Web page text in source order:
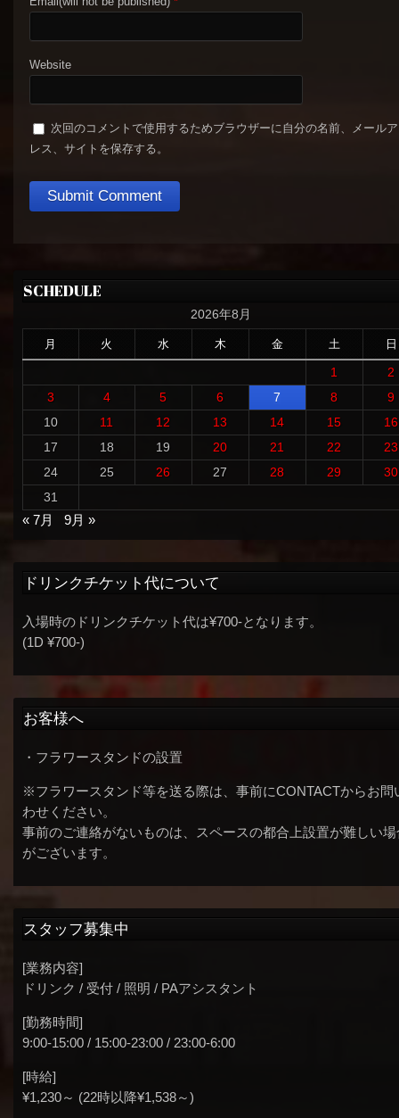
Website
次回のコメントで使用するためブラウザーに自分の名前、メール
レス、サイトを保存する。
SCHEDULE
2026年8月
月 火 水 木 金 土 日
1
2
3
4 5 6 7 8
9
10
11 12 13 14 15
16
17
18 19 20 21 22
23
24
25 26 27 28 29
30
31
« 7月
9月 »
ドリンクチケット代について
入場時のドリンクチケット代は¥700-となります。
(1D ¥700-)
お客様へ
・フラワースタンドの設置
※フラワースタンド等を送る際は、事前にCONTACTからお問
わせください。
事前のご連絡がないものは、スペースの都合上設置が難しい場
がございます。
スタッフ募集中
[業務内容]
ドリンク / 受付 / 照明 / PAアシスタント
[勤務時間]
9:00-15:00 / 15:00-23:00 / 23:00-6:00
[時給]
¥1,230～ (22時以降¥1,538～)